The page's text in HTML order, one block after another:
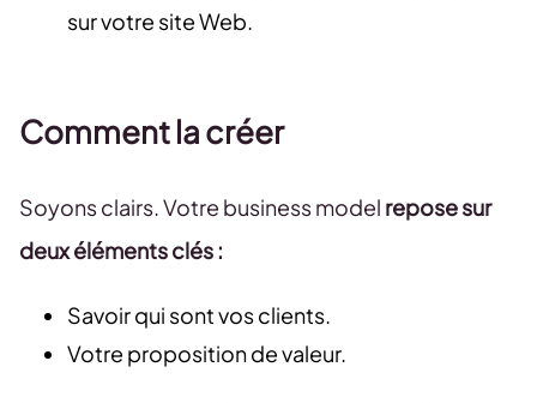
sur votre site Web.
Comment la créer
Soyons clairs. Votre business model repose sur
deux éléments clés :
Savoir qui sont vos clients.
Votre proposition de valeur.